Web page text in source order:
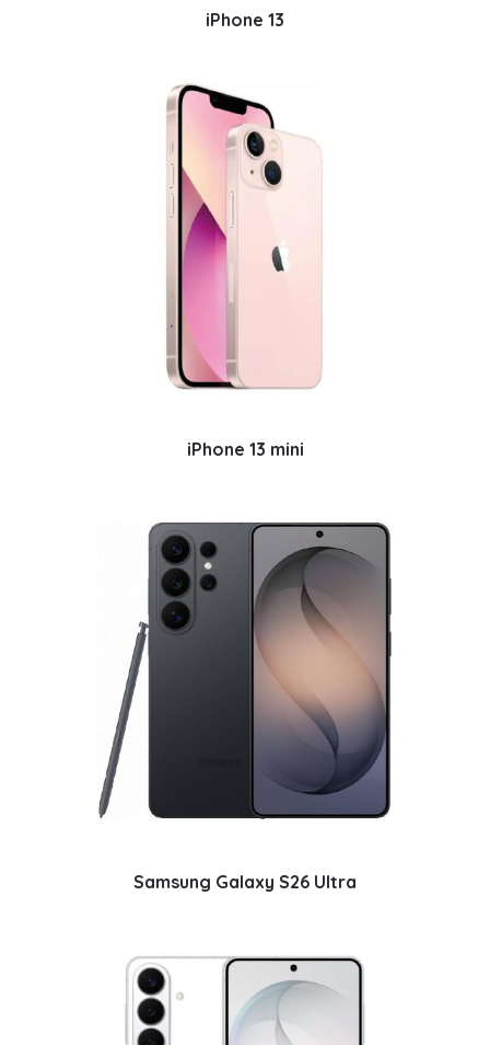
iPhone 13
iPhone 13 mini
Samsung Galaxy S26 Ultra